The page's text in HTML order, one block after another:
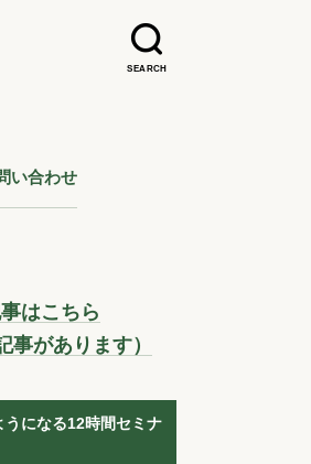
SEARCH
い合わせ
はこちら
事があります）
うになる12時間セミナ